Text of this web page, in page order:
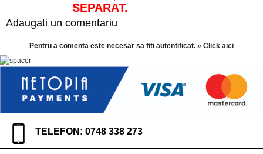
SEPARAT.
Adaugati un comentariu
Pentru a comenta este necesar sa fiti autentificat. » Click aici
TELEFON: 0748 338 273